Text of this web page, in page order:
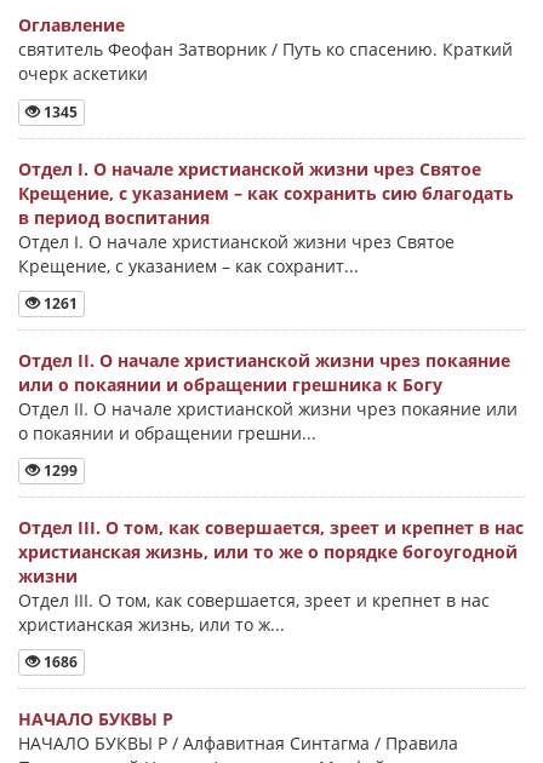
Оглавление
святитель Феофан Затворник / Путь ко спасению. Краткий
очерк аскетики
1345
Отдел I. О начале христианской жизни чрез Святое
Крещение, с указанием – как сохранить сию благодать
в период воспитания
Отдел I. О начале христианской жизни чрез Святое
Крещение, с указанием – как сохранит...
1261
Отдел II. О начале христианской жизни чрез покаяние
или о покаянии и обращении грешника к Богу
Отдел II. О начале христианской жизни чрез покаяние или
о покаянии и обращении грешни...
1299
Отдел III. О том, как совершается, зреет и крепнет в нас
христианская жизнь, или то же о порядке богоугодной
жизни
Отдел III. О том, как совершается, зреет и крепнет в нас
христианская жизнь, или то ж...
1686
НАЧАЛО БУКВЫ Ρ
НАЧАЛО БУКВЫ Ρ / Алфавитная Синтагма / Правила